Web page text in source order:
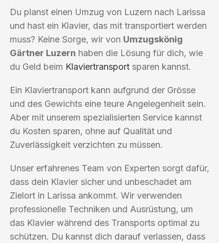
Du planst einen Umzug von Luzern nach Larissa
und hast ein Klavier, das mit transportiert werden
muss? Keine Sorge, wir von Umzugskönig
Gärtner Luzern haben die Lösung für dich, wie
du Geld beim Klaviertransport sparen kannst.
Ein Klaviertransport kann aufgrund der Grösse
und des Gewichts eine teure Angelegenheit sein.
Aber mit unserem spezialisierten Service kannst
du Kosten sparen, ohne auf Qualität und
Zuverlässigkeit verzichten zu müssen.
Unser erfahrenes Team von Experten sorgt dafür,
dass dein Klavier sicher und unbeschadet am
Zielort in Larissa ankommt. Wir verwenden
professionelle Techniken und Ausrüstung, um
das Klavier während des Transports optimal zu
schützen. Du kannst dich darauf verlassen, dass